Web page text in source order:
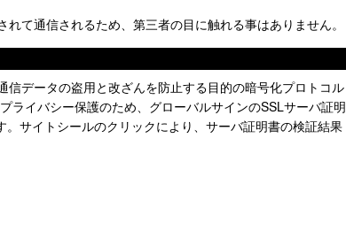
て通信されるため、第三者の目に触れる事はありません。
データの盗用と改ざんを防止する目的の暗号化プロトコル
ライバシー保護のため、グローバルサインのSSLサーバ証明
サイトシールのクリックにより、サーバ証明書の検証結果